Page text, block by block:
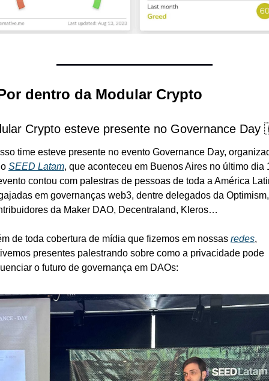
dentro da Modular Crypto
Crypto esteve presente no Governance
time esteve presente no evento Governance Day,
SEED Latam, que aconteceu em Buenos Aires no último dia
contou com palestras de pessoas de toda a América
em governanças web3, dentre delegados da Optimism,
da Maker DAO, Decentraland, Kleros…
de toda cobertura de mídia que fizemos em nossas redes,
presentes palestrando sobre como a privacidade pode
o futuro de governança em DAOs: